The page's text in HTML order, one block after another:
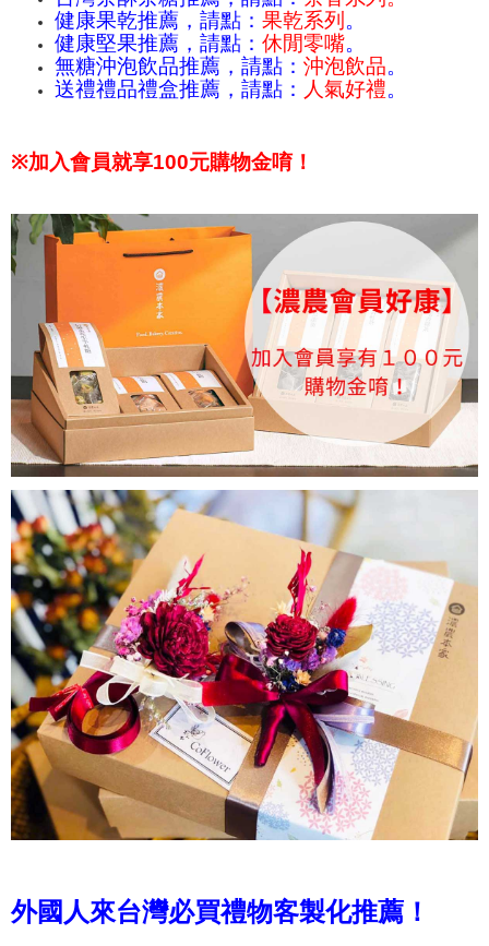
健康果乾推薦，請點： 果乾系列 。
健康堅果推薦，請點： 休閒零嘴。
無糖沖泡飲品推薦，請點： 沖泡飲品。
送禮禮品禮盒推薦，請點： 人氣好禮。
※加入會員就享100元購物金唷！
外國人來台灣必買禮物客製化推薦！